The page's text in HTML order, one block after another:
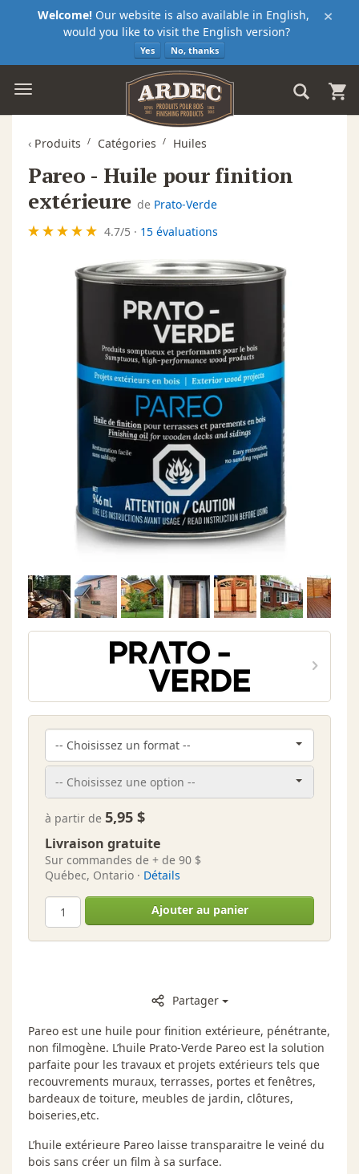
×
Welcome! Our website is also available in English,
would you like to visit the English version?
Yes No, thanks
‹ Produits Catégories Huiles
Pareo - Huile pour finition
extérieure de Prato-Verde
4.7/5 · 15 évaluations
à partir de 5,95 $
Livraison gratuite
Sur commandes de + de 90 $
Québec, Ontario · Détails
Ajouter au panier
Partager
Pareo est une huile pour finition extérieure, pénétrante,
non filmogène. L’huile Prato-Verde Pareo est la solution
parfaite pour les travaux et projets extérieurs tels que
recouvrements muraux, terrasses, portes et fenêtres,
bardeaux de toiture, meubles de jardin, clôtures,
boiseries,etc.
L’huile extérieure Pareo laisse transparaitre le veiné du
bois sans créer un film à sa surface.